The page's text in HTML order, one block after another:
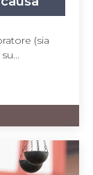
(sia